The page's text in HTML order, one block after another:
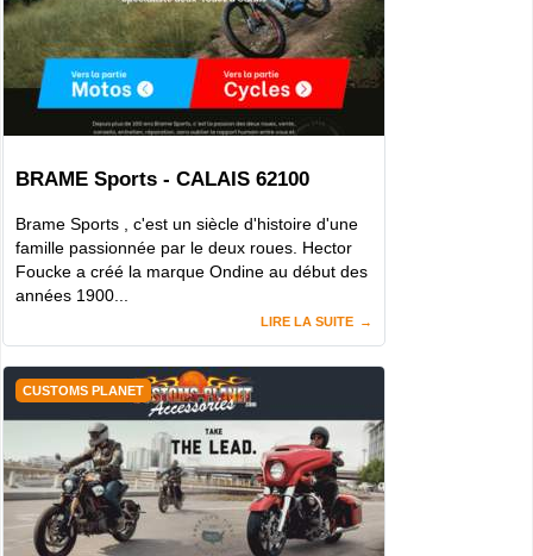
BRAME Sports - CALAIS 62100
Brame Sports , c'est un siècle d'histoire d'une
famille passionnée par le deux roues. Hector
Foucke a créé la marque Ondine au début des
années 1900...
LIRE LA SUITE
CUSTOMS PLANET